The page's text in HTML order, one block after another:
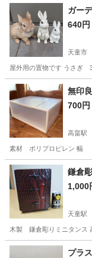
ガー
640円
天童市
屋外用の置物です うさぎ
山形 天童市 イン
無印
700円
高畠駅
素材 ポリプロピレン
山形 東置賜郡 高
鎌倉
1,000
天童駅
木製 鎌倉彫りミニタンス
山形 天童市 天童駅
プラ